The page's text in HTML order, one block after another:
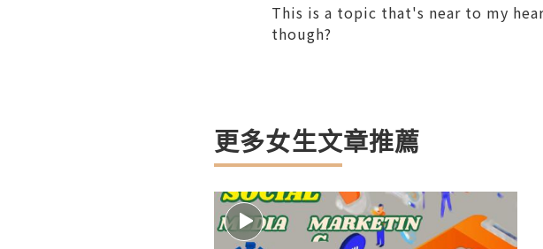
This is a topic that's near to my
though?
更多女生文章推薦